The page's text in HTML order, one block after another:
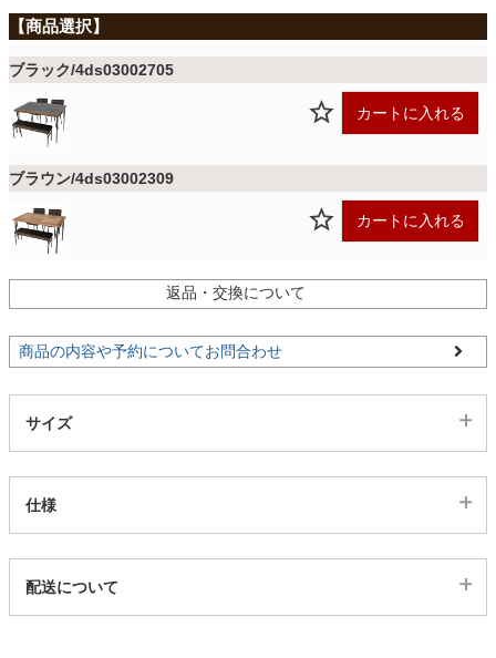
ラグ
家電・照明器具
インテリア雑貨
ブラック/4ds03002705
カートに入れる
ブラウン/4ds03002309
カートに入れる
返品・交換について
商品の内容や予約についてお問合わせ
サイズ
仕様
4ds03002705
配送について